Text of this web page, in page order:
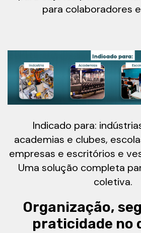
para colaboradores
Indicado para:
academias e clubes,
empresas e escritórios e
Uma solução completa
coletiva.
Organização,
praticidade no